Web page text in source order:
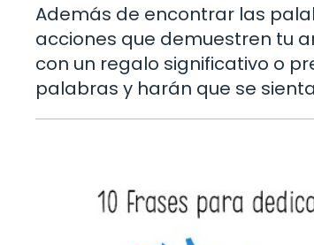
Además de encontrar las
acciones que demuestren tu
con un regalo significativo o
palabras y harán que se